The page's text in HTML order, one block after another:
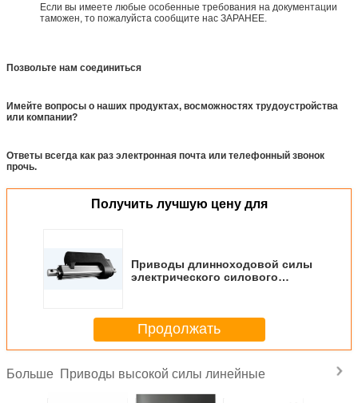
Если вы имеете любые особенные требования на документации
таможен, то пожалуйста сообщите нас ЗАРАНЕЕ.
Позвольте нам соединиться
Имейте вопросы о наших продуктах, восможностях трудоустройства
или компании?
Ответы всегда как раз электронная почта или телефонный звонок
прочь.
Получить лучшую цену для
Приводы длинноходовой силы
электрического силового
связи
Продолжать
Больше Приводы высокой силы линейные